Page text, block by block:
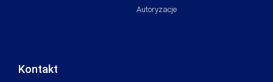
Autoryzacje
Kontakt